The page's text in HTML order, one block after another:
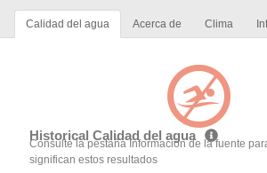
Calidad del agua Acerca de Clima
Historical Calidad del agua
Consulte la pestaña Información de la fuente
significan estos resultados